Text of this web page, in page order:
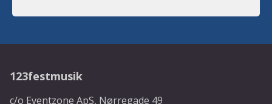
123festmusik
c/o Eventzone ApS, Nørregade 49